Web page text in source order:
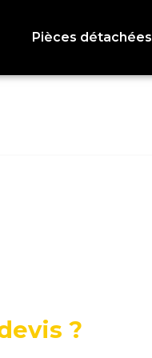
Pièces détachées
?